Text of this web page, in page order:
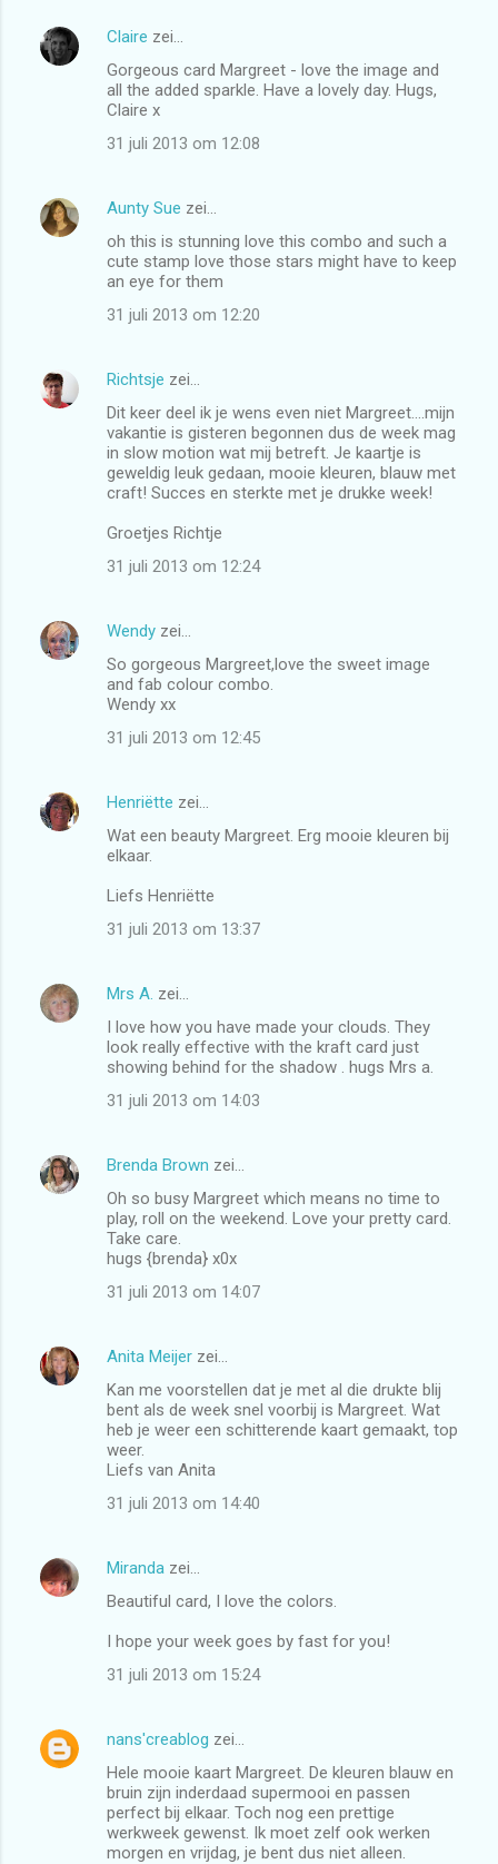
R
i
e
Claire zei…
Gorgeous card Margreet - love the image and
all the added sparkle. Have a lovely day. Hugs,
Claire x
31 juli 2013 om 12:08
Aunty Sue zei…
oh this is stunning love this combo and such a
cute stamp love those stars might have to keep
an eye for them
31 juli 2013 om 12:20
Richtsje zei…
Dit keer deel ik je wens even niet Margreet....mijn
vakantie is gisteren begonnen dus de week mag
in slow motion wat mij betreft. Je kaartje is
geweldig leuk gedaan, mooie kleuren, blauw met
craft! Succes en sterkte met je drukke week!
Groetjes Richtje
31 juli 2013 om 12:24
Wendy zei…
So gorgeous Margreet,love the sweet image
and fab colour combo.
Wendy xx
31 juli 2013 om 12:45
Henriëtte zei…
Wat een beauty Margreet. Erg mooie kleuren bij
elkaar.
Liefs Henriëtte
31 juli 2013 om 13:37
Mrs A. zei…
I love how you have made your clouds. They
look really effective with the kraft card just
showing behind for the shadow . hugs Mrs a.
31 juli 2013 om 14:03
Brenda Brown zei…
Oh so busy Margreet which means no time to
play, roll on the weekend. Love your pretty card.
Take care.
hugs {brenda} x0x
31 juli 2013 om 14:07
Anita Meijer zei…
Kan me voorstellen dat je met al die drukte blij
bent als de week snel voorbij is Margreet. Wat
heb je weer een schitterende kaart gemaakt, top
weer.
Liefs van Anita
31 juli 2013 om 14:40
Miranda zei…
Beautiful card, I love the colors.
I hope your week goes by fast for you!
31 juli 2013 om 15:24
nans'creablog zei…
Hele mooie kaart Margreet. De kleuren blauw en
bruin zijn inderdaad supermooi en passen
perfect bij elkaar. Toch nog een prettige
werkweek gewenst. Ik moet zelf ook werken
morgen en vrijdag, je bent dus niet alleen.